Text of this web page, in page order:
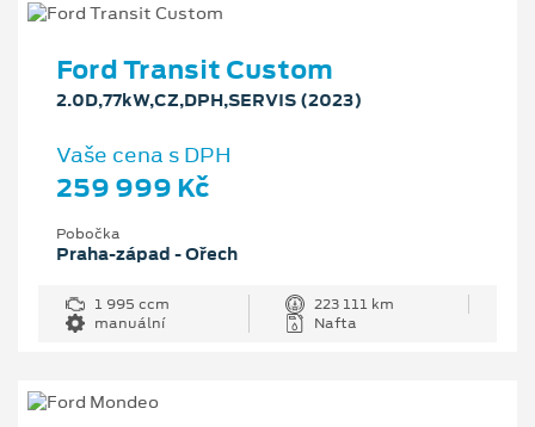
Ford Transit Custom
2.0D,77kW,CZ,DPH,SERVIS (2023)
Vaše cena s DPH
259 999 Kč
Pobočka
Praha-západ - Ořech
1 995 ccm
223 111 km
manuální
Nafta